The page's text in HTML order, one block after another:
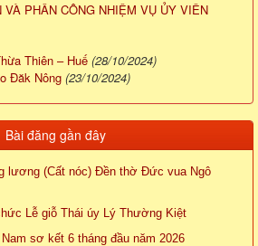
PHÂN CÔNG NHIỆM VỤ ỦY VIÊN
Thiên – Huế (28/10/2024)
Đăk Nông (23/10/2024)
Bài đăng gần đây
lương (Cất nóc) Đền thờ Đức vua Ngô
Lễ giỗ Thái úy Lý Thường Kiệt
sơ kết 6 tháng đầu năm 2026